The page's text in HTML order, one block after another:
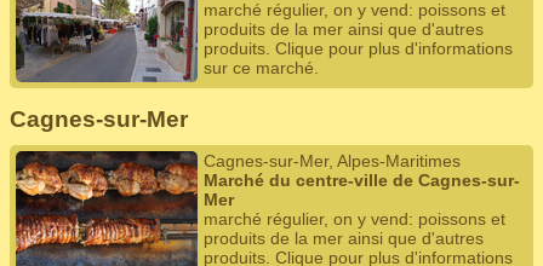
marché régulier, on y vend: poissons et
produits de la mer ainsi que d'autres
produits. Clique pour plus d'informations
sur ce marché.
Cagnes-sur-Mer
Cagnes-sur-Mer, Alpes-Maritimes
Marché du centre-ville de Cagnes-sur-
Mer
marché régulier, on y vend: poissons et
produits de la mer ainsi que d'autres
produits. Clique pour plus d'informations